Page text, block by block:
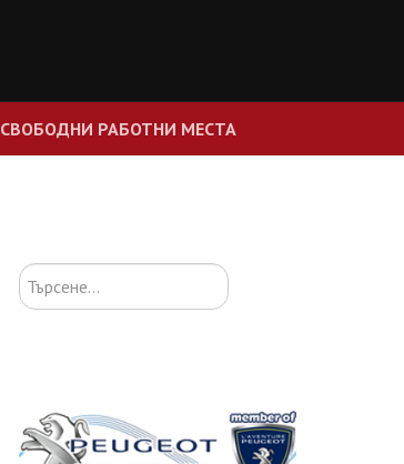
СВОБОДНИ РАБОТНИ МЕСТА
Търсене...